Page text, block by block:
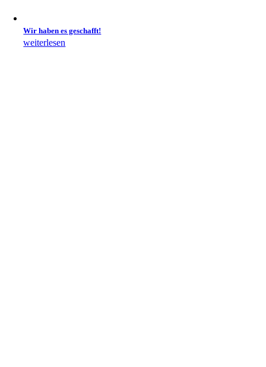
Wir haben es geschafft!
weiterlesen